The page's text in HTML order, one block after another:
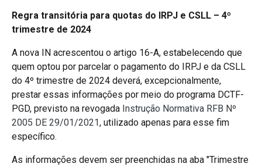
Regra transitória para quotas do IRPJ e CSLL – 4º
trimestre de 2024
A nova IN acrescentou o artigo 16-A, estabelecendo que
quem optou por parcelar o pagamento do IRPJ e da CSLL
do 4º trimestre de 2024 deverá, excepcionalmente,
prestar essas informações por meio do programa DCTF-
PGD, previsto na revogada Instrução Normativa RFB Nº
2005 DE 29/01/2021, utilizado apenas para esse fim
específico.
As informações devem ser preenchidas na aba "Trimestre